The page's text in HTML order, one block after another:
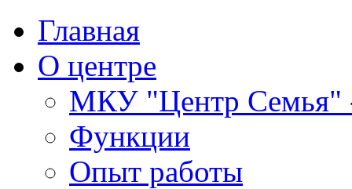
Главная
О центре
МКУ "Центр Семья"
Функции
Опыт работы